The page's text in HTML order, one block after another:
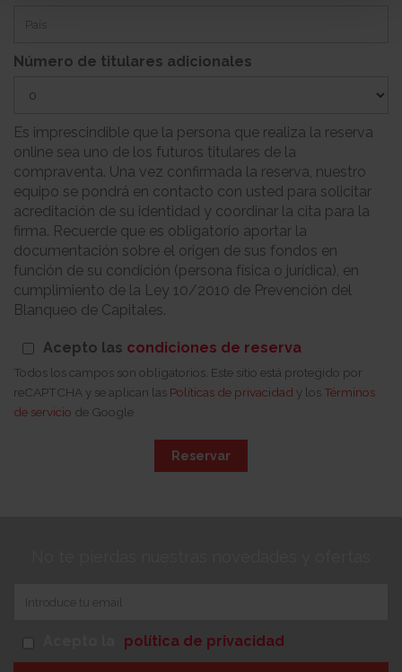
Número de titulares adicionales
Es imprescindible que la persona que realiza la reserva
online sea uno de los futuros titulares de la
compraventa. Una vez confirmada la reserva, nuestro
equipo se pondrá en contacto con usted para solicitar
acreditación de su identidad y coordinar la cita para la
firma. Recuerde que es obligatorio aportar la
documentación sobre el origen de sus fondos en
función de su condición (persona física o jurídica), en
cumplimiento de la Ley 10/2010 de Prevención del
Blanqueo de Capitales.
Acepto las condiciones de reserva
Todos los campos son obligatorios. Este sitio está protegido por
reCAPTCHA y se aplican las Políticas de privacidad y los Términos
de servicio de Google
Reservar
política de privacidad